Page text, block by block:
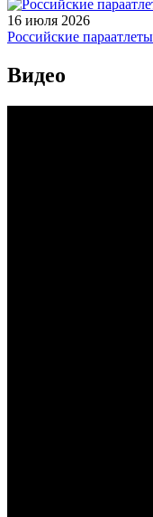
16 июля 2026
Российские
Видео